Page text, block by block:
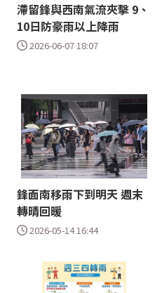
滯留鋒與西南氣流夾擊 9、
10日防豪雨以上降雨
2026-06-07 18:07
鋒面南移雨下到明天 週末
轉晴回暖
2026-05-14 16:44